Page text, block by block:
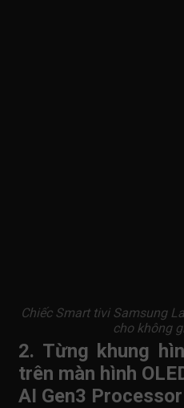
Chiếc Smart tivi Samsung
cho không
2. Từng khung
trên màn hình
AI Gen3 Processor